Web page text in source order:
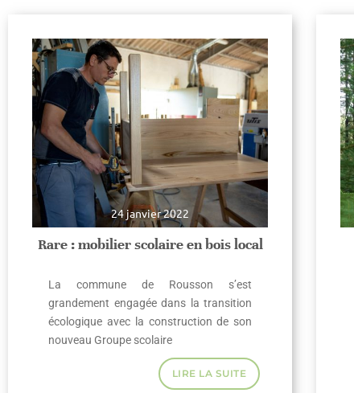
24 janvier 2022
Rare : mobilier scolaire en bois local
La commune de Rousson s’est
grandement engagée dans la transition
écologique avec la construction de son
nouveau Groupe scolaire
LIRE LA SUITE